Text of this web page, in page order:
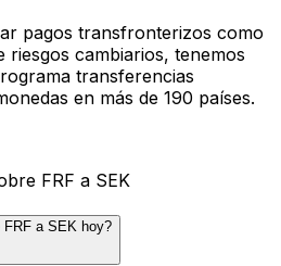
pagos transfronterizos como
riesgos cambiarios, tenemos
transferencias
en más de 190 países.
FRF a SEK
FRF a SEK hoy?